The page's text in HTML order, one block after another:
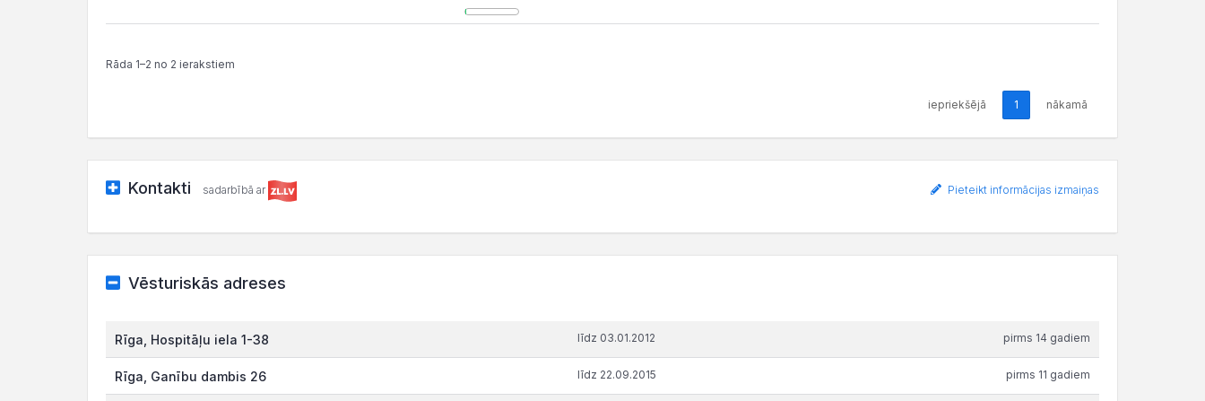
Rāda 1–2 no 2 ierakstiem
iepriekšējā 1 nākamā
Kontakti sadarbībā ar Pieteikt informācijas izmaiņas
Vēsturiskās adreses
Rīga, Hospitāļu iela 1-38 līdz 03.01.2012 pirms 14 gadiem
Rīga, Ganību dambis 26 līdz 22.09.2015 pirms 11 gadiem